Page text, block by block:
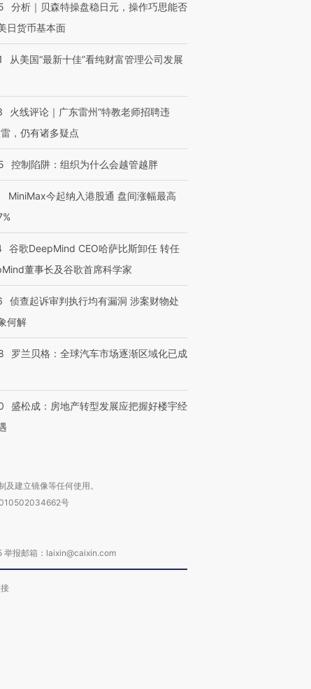
走私7万
体内含3种
术：是什么让中产们甘
心“花钱找虐”？
泽连斯基密集出访美英 索
四届链博
“链”接产
有意思的生活方式·第三对
住三大增长引擎是什么？
分析｜贝森特操盘稳日元，操作巧思能否
日货币基本面
从美国“最新十佳”看纯财富管理公司发展
火线评论｜广东雷州“特教老师招聘违
，仍有诸多疑点
控制陷阱：组织为什么会越管越胖
MiniMax今起纳入港股通 盘间涨幅最高
谷歌DeepMind CEO哈萨比斯卸任 转任
董事长及谷歌首席科学家
侦查起诉审判执行均有漏洞 涉案财物处
何解
罗兰贝格：全球汽车市场逐渐区域化已成
盛松成：房地产转型发展应把握好楼宇经
建立镜像等任何使用。
号
报邮箱：laixin@caixin.com